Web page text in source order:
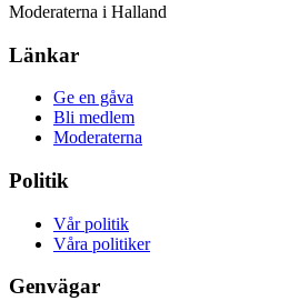
Moderaterna i Halland
Länkar
Ge en gåva
Bli medlem
Moderaterna
Politik
Vår politik
Våra politiker
Genvägar